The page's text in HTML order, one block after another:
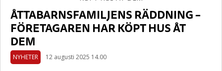
ÅTTABARNSFAMILJENS RÄDDNING –
FÖRETAGAREN HAR KÖPT HUS ÅT
DEM
NYHETER 12 augusti 2025 14.00